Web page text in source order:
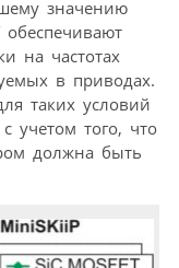
значению
на частотах
в приводах.
таких условий
учетом того, что
должна быть